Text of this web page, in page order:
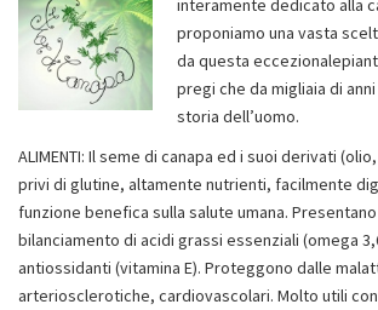
interamente dedicato alla
proponiamo una vasta
da questa
pregi che da migliaia di
storia dell’uomo.
ALIMENTI: Il seme di canapa ed i suoi derivati
privi di glutine, altamente nutrienti, facilmente
funzione benefica sulla salute umana.
bilanciamento di acidi grassi essenziali (omega
antiossidanti (vitamina E). Proteggono dalle
arteriosclerotiche, cardiovascolari. Molto utili